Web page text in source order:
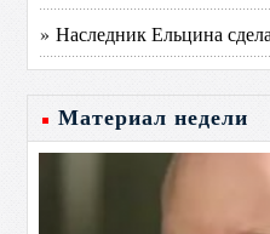
» Наследник Ельцина
Материал недели